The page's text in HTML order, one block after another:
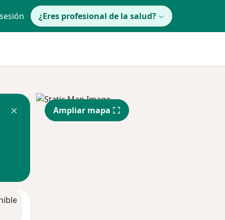
¿Eres profesional de la salud?
Ampliar mapa